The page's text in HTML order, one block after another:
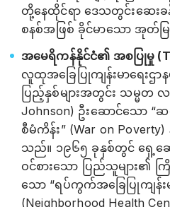
တို့နေထိုင်ရာ ဒေသတွင်းဆေးခ
စနစ်အဖြစ် ခိုင်မာသော အုတ်မ
အမေရိကန်နိုင်ငံ၏ အစပြုမှု
လူထုအခြေပြုကျန်းမာရေးဌ
ပြည့်နှစ်များအတွင်း သမ္မတ
Johnson) ဦးဆောင်သော
စီမံကိန်း” (War on
သည်။ ၁၉၆၅ ခုနှစ်တွင် ရှေ့ဆေ
ဝင်စားသော ပြည်သူများ၏
သော “ရပ်ကွက်အခြေပြုကျန်းမာ
(Neighborhood Health